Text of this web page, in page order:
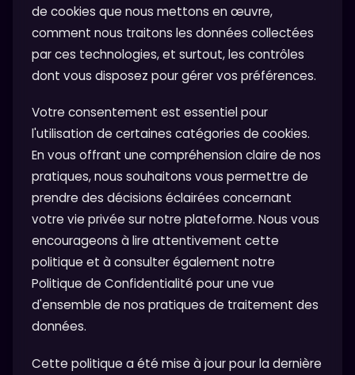
de cookies que nous mettons en œuvre,
comment nous traitons les données collectées
par ces technologies, et surtout, les contrôles
dont vous disposez pour gérer vos préférences.
Votre consentement est essentiel pour
l'utilisation de certaines catégories de cookies.
En vous offrant une compréhension claire de nos
pratiques, nous souhaitons vous permettre de
prendre des décisions éclairées concernant
votre vie privée sur notre plateforme. Nous vous
encourageons à lire attentivement cette
politique et à consulter également notre
Politique de Confidentialité pour une vue
d'ensemble de nos pratiques de traitement des
données.
Cette politique a été mise à jour pour la dernière